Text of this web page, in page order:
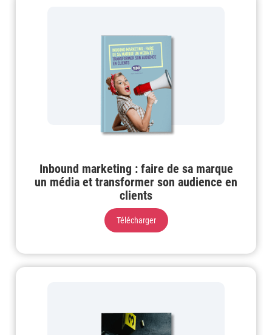
Inbound marketing : faire de sa marque
un média et transformer son audience en
clients
Télécharger